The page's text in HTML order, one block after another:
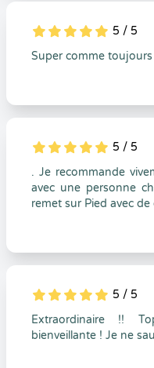
5
1
5
0 5 / 5
Super comme toujours
5
1
5
0 5 / 5
. Je recommande
avec une personne
remet sur Pied avec
5
1
5
0 5 / 5
Extraordinaire !!
bienveillante ! Je ne